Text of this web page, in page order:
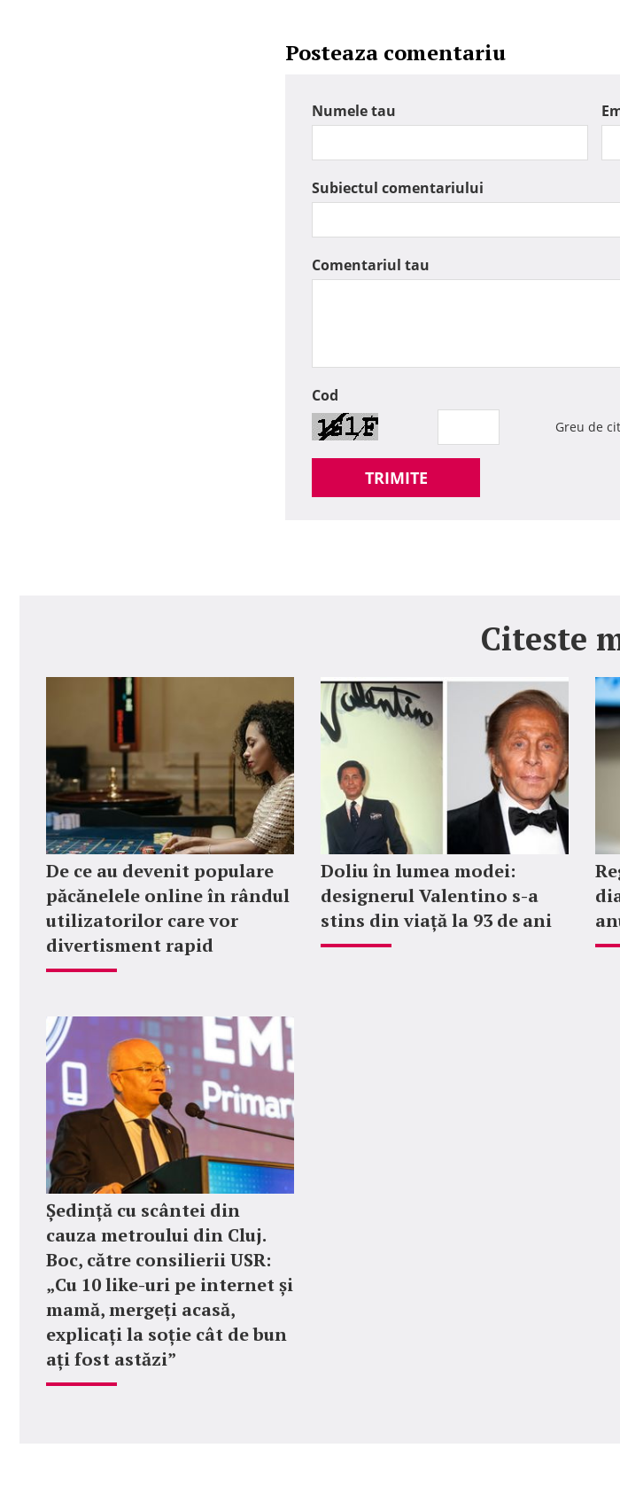
Posteaza comentariu
Numele tau
Subiectul comentariului
Comentariul tau
Cod
Greu de
TRIMITE
Citeste
De ce au devenit populare
păcănelele online în rândul
utilizatorilor care vor
divertisment rapid
Doliu în lumea modei:
designerul Valentino s-a
stins din viață la 93 de ani
Ședință cu scântei din
cauza metroului din Cluj.
Boc, către consilierii USR:
„Cu 10 like-uri pe internet și
mamă, mergeți acasă,
explicați la soție cât de bun
ați fost astăzi”